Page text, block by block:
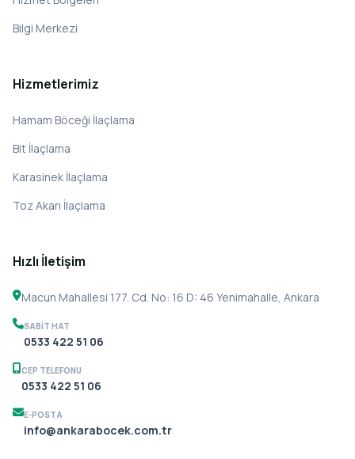
Bilgi Merkezi
Hizmetlerimiz
Hamam Böceği İlaçlama
Bit İlaçlama
Karasinek İlaçlama
Toz Akarı İlaçlama
Hızlı İletişim
Macun Mahallesi 177. Cd. No: 16 D: 46 Yenimahalle, Ankara
SABIT HAT
0533 422 51 06
CEP TELEFONU
0533 422 51 06
E-POSTA
info@ankarabocek.com.tr